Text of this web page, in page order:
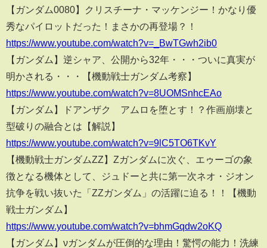
【ガンダム0080】クリスチーナ・マッケンジー！かなり優
秀なパイロットだった！まさかの再登場？！
https://www.youtube.com/watch?v=_BwTGwh2ib0
【ガンダム】逆シャア、公開から32年・・・ついに真実が
明かされる・・・【機動戦士ガンダム考察】
https://www.youtube.com/watch?v=8UOMSnhcEAo
【ガンダム】ドアンザク アムロを堕とす！？作画崩壊と
型破りの融合とは【解説】
https://www.youtube.com/watch?v=9lC5TO6TKvY
【機動戦士ガンダムΖΖ】Zガンダムに次ぐ、エゥーゴの象
徴となる機体として、ジュドーと共に第一次ネオ・ジオン
抗争を戦い抜いた「ΖΖガンダム」の活躍に迫る！！【機動
戦士ガンダム】
https://www.youtube.com/watch?v=bhmGqdw2oKQ
【ガンダム】νガンダムが圧倒的な理由！驚愕の能力！洗練